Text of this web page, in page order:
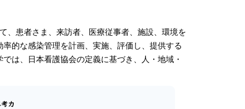
、患者さま、来訪者、医療従事者、施設、環境を
的な感染管理を計画、実施、評価し、提供する
は、日本看護協会の定義に基づき、人・地域・